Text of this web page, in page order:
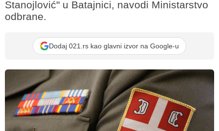
Stanojlović" u Batajnici, navodi Ministarstvo
odbrane.
Dodaj 021.rs kao glavni izvor na Google-u